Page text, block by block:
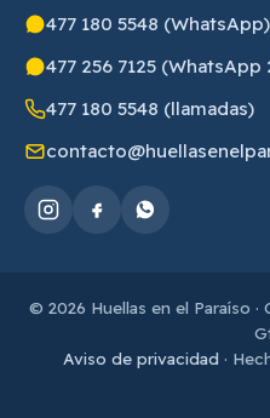
477 180 5548 (WhatsApp)
477 256 7125 (WhatsApp
477 180 5548 (llamadas)
© 2026 Huellas en el Paraíso
Aviso de privacidad ·